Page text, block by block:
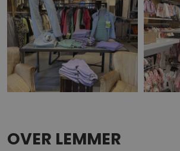
OVER LEMMER